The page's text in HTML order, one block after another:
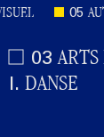
05
03 ARTS
I. DANSE